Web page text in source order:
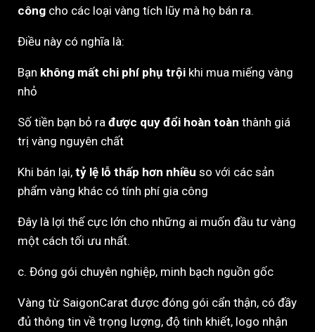
công cho các loại vàng tích lũy mà họ bán ra.
Điều này có nghĩa là:
Bạn không mất chi phí phụ trội khi mua miếng vàng
nhỏ
Số tiền bạn bỏ ra được quy đổi hoàn toàn thành giá
trị vàng nguyên chất
Khi bán lại, tỷ lệ lỗ thấp hơn nhiều so với các sản
phẩm vàng khác có tính phí gia công
Đây là lợi thế cực lớn cho những ai muốn đầu tư vàng
một cách tối ưu nhất.
c. Đóng gói chuyên nghiệp, minh bạch nguồn gốc
Vàng từ SaigonCarat được đóng gói cẩn thận, có đầy
đủ thông tin về trọng lượng, độ tinh khiết, logo nhận